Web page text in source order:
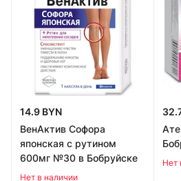
14.9 BYN
ВенАктив Софора
японская с рутином
600мг №30 в Бобруйске
Нет в наличии
Нет